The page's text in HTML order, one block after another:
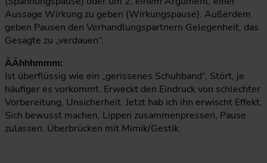
Aussage Wirkung zu geben (Wirkungspause). Außerdem
geben Pausen den Verhandlungspartnern Gelegenheit, das
Gesagte zu „verdauen“.
ÄÄhhhmmm:
Ist überflüssig wie ein „gerissenes Schuhband“. Stört, je
häufiger es vorkommt. Erweckt den Eindruck von schlechter
Vorbereitung, Unsicherheit. Jetzt hab ich ihn erwischt Effekt.
Sich bewusst machen, Lippen zusammenpressen, Pause
zulassen. Überbrücken mit Mimik/Gestik.